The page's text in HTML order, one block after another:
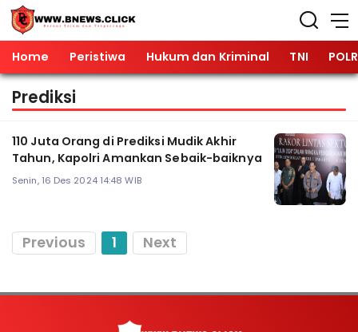
Home Peristiwa Hukum dan Kriminal TNI
Prediksi
110 Juta Orang di Prediksi Mudik Akhir
Tahun, Kapolri Amankan Sebaik-baiknya
Senin, 16 Des 2024 14:48 WIB
Previous 1 Next